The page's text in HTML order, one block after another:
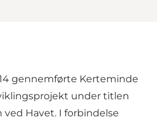
gennemførte Kerteminde
under titlen
Havet. I forbindelse